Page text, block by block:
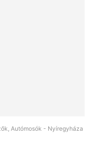
Autómosók - Nyíregyháza